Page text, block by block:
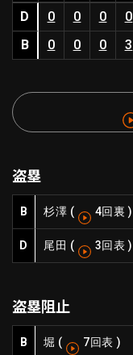
動画
ファーム中地区
ファーム西地区
北海道日本
東北楽天
埼玉西武ラ
ニュース
D 0 0 0 0
B
0 0 0 3
盗塁
B 杉澤 ( 4回裏 )
D 尾田 ( 3回表 )
盗塁阻止
B 堀 ( 7回表 )